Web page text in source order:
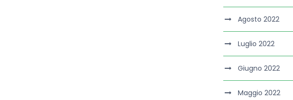
Agosto 2022
Luglio 2022
Giugno 2022
Maggio 2022